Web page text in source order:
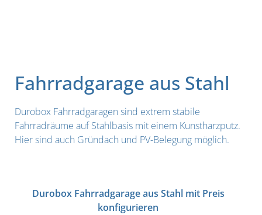
Fahrradgarage aus Stahl
Durobox Fahrradgaragen sind extrem stabile
Fahrradräume auf Stahlbasis mit einem Kunstharzputz.
Hier sind auch Gründach und PV-Belegung möglich.
Durobox Fahrradgarage aus Stahl mit Preis
konfigurieren